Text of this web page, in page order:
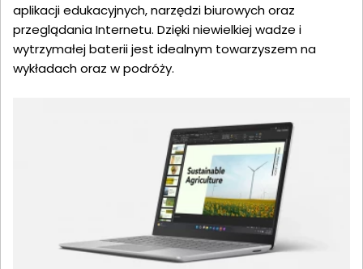
aplikacji edukacyjnych, narzędzi biurowych oraz
przeglądania Internetu. Dzięki niewielkiej wadze i
wytrzymałej baterii jest idealnym towarzyszem na
wykładach oraz w podróży.